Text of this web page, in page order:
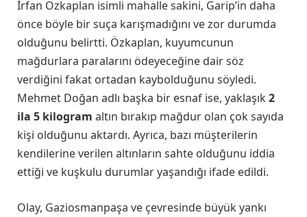
İrfan Özkaplan isimli mahalle sakini, Garip’in daha
önce böyle bir suça karışmadığını ve zor durumda
olduğunu belirtti. Özkaplan, kuyumcunun
mağdurlara paralarını ödeyeceğine dair söz
verdiğini fakat ortadan kaybolduğunu söyledi.
Mehmet Doğan adlı başka bir esnaf ise, yaklaşık2
ila 5 kilogram altın bırakıp mağdur olan çok sayıda
kişi olduğunu aktardı. Ayrıca, bazı müşterilerin
kendilerine verilen altınların sahte olduğunu iddia
ettiği ve kuşkulu durumlar yaşandığı ifade edildi.
Olay, Gaziosmanpaşa ve çevresinde büyük yankı